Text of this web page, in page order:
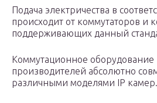
Подача электричества в
происходит от коммутаторов и
поддерживающих данный
Коммутационное оборудование
производителей абсолютно
различными моделями IP камер.